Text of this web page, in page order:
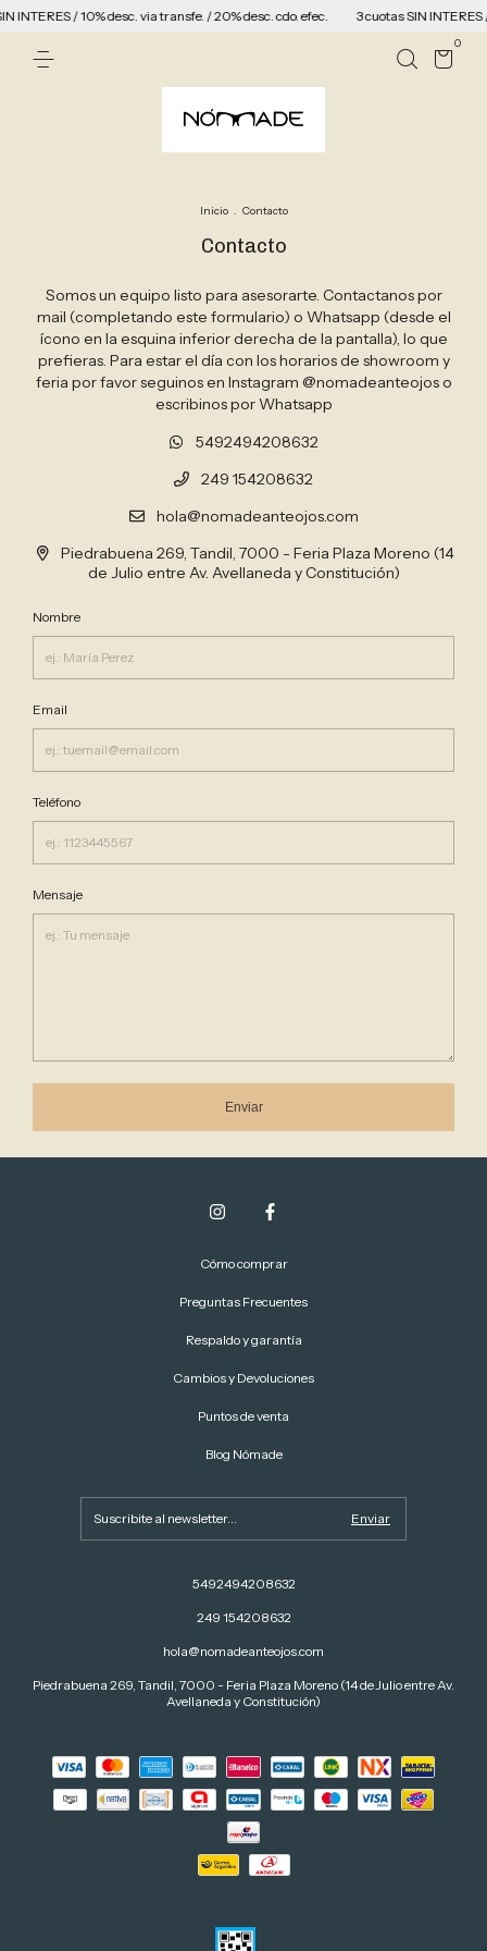
INTERES / 10% desc. via transfe. / 20% desc. cdo. efec. 3 cuotas SIN
0
Inicio . Contacto
Contacto
Somos un equipo listo para asesorarte. Contactanos por
mail (completando este formulario) o Whatsapp (desde el
ícono en la esquina inferior derecha de la pantalla), lo que
prefieras. Para estar el día con los horarios de showroom y
feria por favor seguinos en Instagram @nomadeanteojos o
escribinos por Whatsapp
5492494208632
249 154208632
hola@nomadeanteojos.com
Piedrabuena 269, Tandil, 7000 - Feria Plaza Moreno (14
de Julio entre Av. Avellaneda y Constitución)
Nombre
Email
Teléfono
Mensaje
Enviar
Cómo comprar
Preguntas Frecuentes
Respaldo y garantía
Cambios y Devoluciones
Puntos de venta
Blog Nómade
5492494208632
249 154208632
hola@nomadeanteojos.com
Piedrabuena 269, Tandil, 7000 - Feria Plaza Moreno (14 de Julio entre Av.
Avellaneda y Constitución)